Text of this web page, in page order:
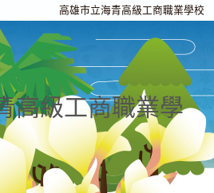
高雄市立海青高級工商職業學校
高級工商職業學